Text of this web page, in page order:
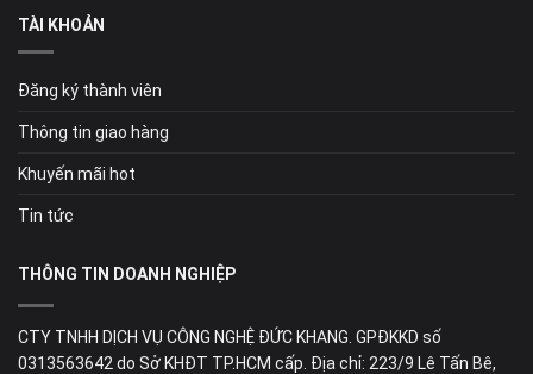
TÀI KHOẢN
Đăng ký thành viên
Thông tin giao hàng
Khuyến mãi hot
Tin tức
THÔNG TIN DOANH NGHIỆP
CTY TNHH DỊCH VỤ CÔNG NGHỆ ĐỨC KHANG. GPĐKKD số
0313563642 do Sở KHĐT TP.HCM cấp. Địa chỉ: 223/9 Lê Tấn Bê,